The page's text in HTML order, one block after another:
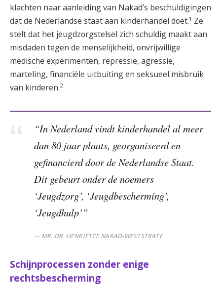
klachten naar aanleiding van Nakad’s beschuldigingen
dat de Nederlandse staat aan kinderhandel doet.1 Ze
stelt dat het jeugdzorgstelsel zich schuldig maakt aan
misdaden tegen de menselijkheid, onvrijwillige
medische experimenten, repressie, agressie,
marteling, financiële uitbuiting en seksueel misbruik
van kinderen.2
“In Nederland vindt kinderhandel al meer
dan 80 jaar plaats, georganiseerd en
gefinancierd door de Nederlandse Staat.
Dit gebeurt onder de noemers
‘Jeugdzorg’, ‘Jeugdbescherming’,
‘Jeugdhulp’”
MR. DR. HENRIËTTE NAKAD-WESTSTRATE
Schijnprocessen zonder enige
rechtsbescherming